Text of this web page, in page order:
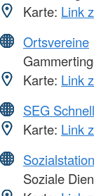
Karte: Link
Ortsvereine
Karte: Link
SEG
Karte: Link
Soziale